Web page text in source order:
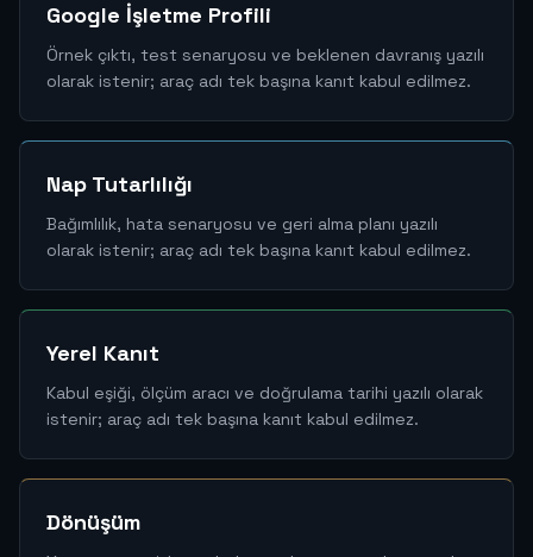
Google İşletme Profili
Örnek çıktı, test senaryosu ve beklenen davranış yazılı
olarak istenir; araç adı tek başına kanıt kabul edilmez.
Nap Tutarlılığı
Bağımlılık, hata senaryosu ve geri alma planı yazılı
olarak istenir; araç adı tek başına kanıt kabul edilmez.
Yerel Kanıt
Kabul eşiği, ölçüm aracı ve doğrulama tarihi yazılı olarak
istenir; araç adı tek başına kanıt kabul edilmez.
Dönüşüm